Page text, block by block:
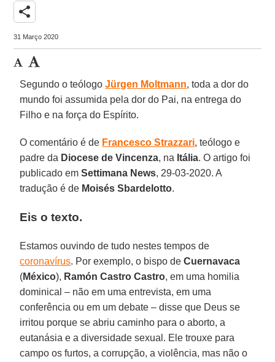
share
31 Março 2020
Segundo o teólogoJürgen Moltmann, toda a dor do
mundo foi assumida pela dor do Pai, na entrega do
Filho e na força do Espírito.
O comentário é de Francesco Strazzari, teólogo e
padre da Diocese de Vincenza, na Itália. O artigo foi
publicado emSettimana News, 29-03-2020. A
tradução é de Moisés Sbardelotto.
Eis o texto.
Estamos ouvindo de tudo nestes tempos de
coronavírus. Por exemplo, o bispo deCuernavaca
(México), Ramón Castro Castro, em uma homilia
dominical – não em uma entrevista, em uma
conferência ou em um debate – disse que Deus se
irritou porque se abriu caminho para o aborto, a
eutanásia e a diversidade sexual. Ele trouxe para
campo os furtos, a corrupção, a violência, mas não o